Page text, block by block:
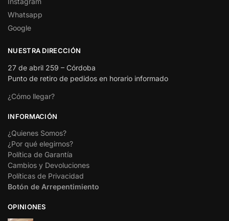
Whatsapp
Google
NUESTRA DIRECCIÓN
27 de abril 259 – Córdoba
Punto de retiro de pedidos en horario informado
¿Cómo llegar?
INFORMACIÓN
¿Quienes Somos?
¿Por qué elegirnos?
Política de Garantía
Cambios y Devoluciones
Políticas de Privacidad
Botón de Arrepentimiento
OPINIONES